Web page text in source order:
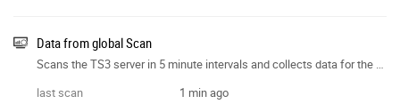
Data from global Scan
last scan
1 min ago